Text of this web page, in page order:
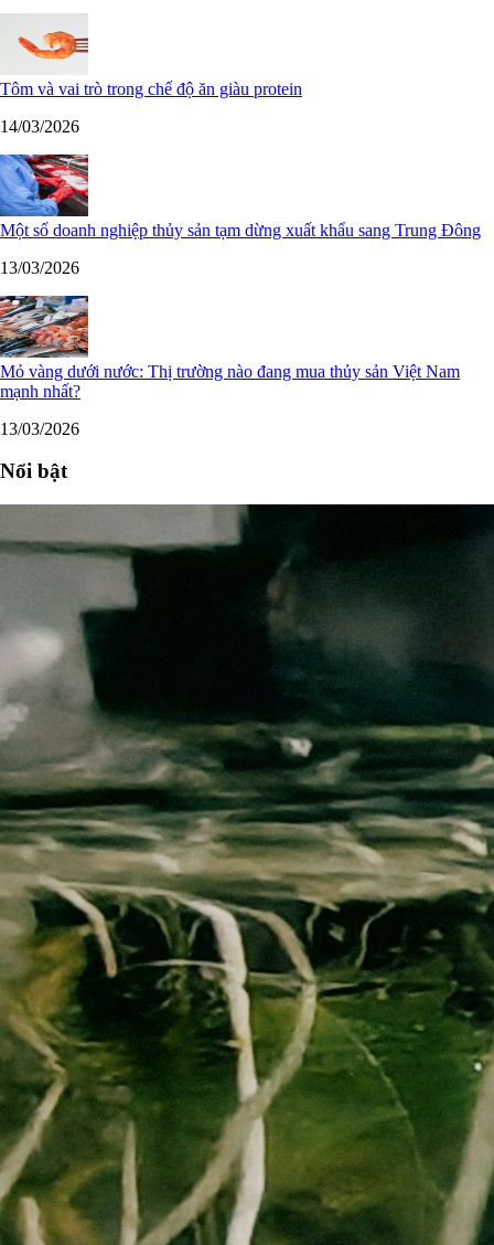
Tôm và vai trò trong chế độ ăn giàu protein
14/03/2026
Một số doanh nghiệp thủy sản tạm dừng xuất khẩu sang Trung Đông
13/03/2026
Mỏ vàng dưới nước: Thị trường nào đang mua thủy sản Việt Nam
mạnh nhất?
13/03/2026
Nổi bật